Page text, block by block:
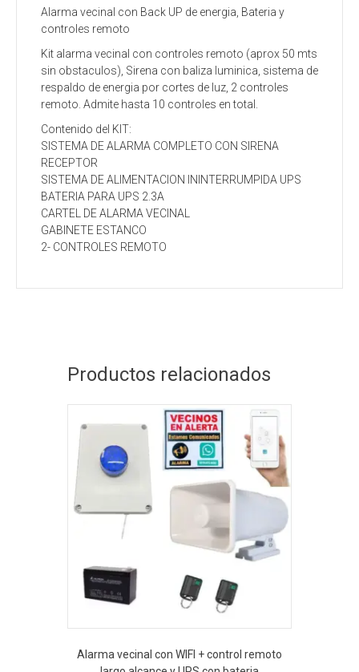
controles
remoto
cantidad
Alarma vecinal con Back UP de energia, Bateria y
controles remoto
Kit alarma vecinal con controles remoto (aprox 50 mts
sin obstaculos), Sirena con baliza luminica, sistema de
respaldo de energia por cortes de luz, 2 controles
remoto. Admite hasta 10 controles en total.
Contenido del KIT:
SISTEMA DE ALARMA COMPLETO CON SIRENA
RECEPTOR
SISTEMA DE ALIMENTACION ININTERRUMPIDA UPS
BATERIA PARA UPS 2.3A
CARTEL DE ALARMA VECINAL
GABINETE ESTANCO
2- CONTROLES REMOTO
Productos relacionados
Alarma vecinal con WIFI + control remoto